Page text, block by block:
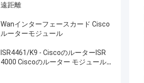
遠距離
Wanインターフェースカード Cisco
ルーターモジュール
ISR4461/K9 - CiscoのルーターISR
4000 Ciscoのルーター モジュール